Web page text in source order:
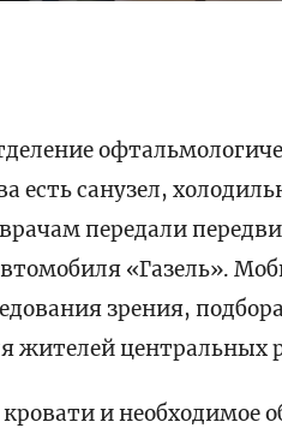
есть санузел,
передали
«Газель».
зрения,
жителей центральных
и необходимое